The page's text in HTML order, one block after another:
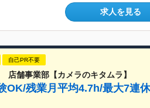
求人を見る
自己PR不要
舗事業部【カメラのキタムラ】
OK/残業月平均4.7h/最大7連